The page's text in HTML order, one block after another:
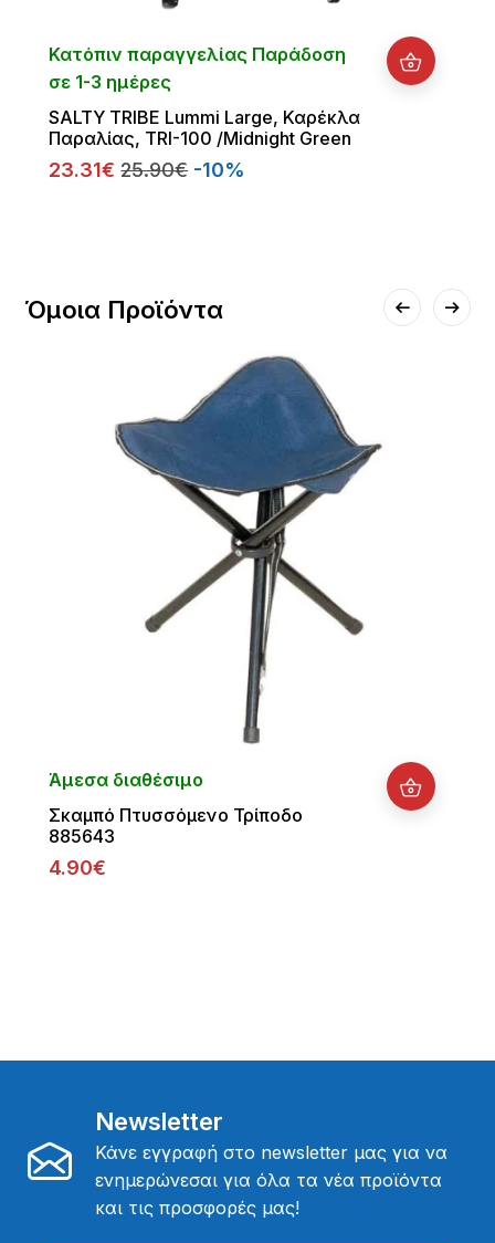
Κατόπιν παραγγελίας Παράδοση
σε 1-3 ημέρες
SALTY TRIBE Lummi Large, Καρέκλα
Παραλίας, TRI-100 /Midnight Green
23.31€ 25.90€ -10%
Όμοια Προϊόντα
Άμεσα διαθέσιμο
Σκαμπό Πτυσσόμενο Τρίποδο
885643
4.90€
Newsletter
Κάνε εγγραφή στο newsletter μας για να
ενημερώνεσαι για όλα τα νέα προϊόντα
και τις προσφορές μας!